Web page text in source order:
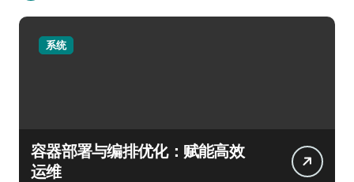
系统
容器部署与编排优化：赋能高效
运维